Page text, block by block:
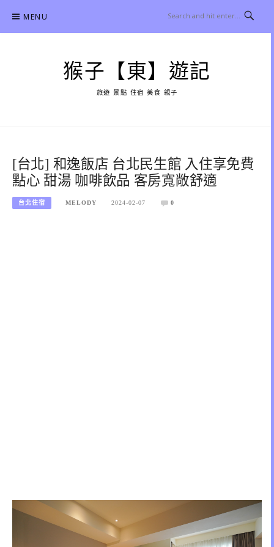
content
MENU
猴子【東】遊記
旅遊 景點 住宿 美食 親子
[台北] 和逸飯店 台北民生館 入住享免費
點心 甜湯 咖啡飲品 客房寬敞舒適
台北住宿 MELODY 2024-02-07 0